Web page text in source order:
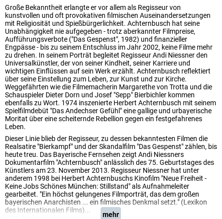
Große Bekanntheit erlangte er vor allem als Regisseur von
kunstvollen und oft provokativen filmischen Auseinandersetzungen
mit Religiosität und Spießbürgerlichkeit. Achternbusch hat seine
Unabhängigkeit nie aufgegeben - trotz aberkannter Filmpreise,
Aufführungsverbote ("Das Gespenst", 1982) und finanzieller
Engpässe - bis zu seinem Entschluss im Jahr 2002, keine Filme mehr
zu drehen. In seinem Porträt begleitet Regisseur Andi Niessner den
Universalkünstler, der von seiner Kindheit, seiner Karriere und
wichtigen Einflüssen auf sein Werk erzählt. Achternbusch reflektiert
über seine Einstellung zum Leben, zur Kunst und zur Kirche.
Weggefährten wie die Filmemacherin Margarethe von Trotta und die
Schauspieler Dieter Dorn und Josef "Sepp" Bierbichler kommen
ebenfalls zu Wort. 1974 inszenierte Herbert Achternbusch mit seinem
Spielfilmdebüt "Das Andechser Gefühl" eine gallige und urbayerische
Moritat über eine scheiternde Rebellion gegen ein festgefahrenes
Leben.
Dieser Linie blieb der Regisseur, zu dessen bekanntesten Filmen die
Realsatire "Bierkampf" und der Skandalfilm "Das Gespenst" zählen, bis
heute treu. Das Bayerische Fernsehen zeigt Andi Niessners
Dokumentarfilm "Achternbusch" anlässlich des 75. Geburtstages des
Künstlers am 23. November 2013. Regisseur Niessner hat unter
anderem 1998 bei Herbert Achternbuschs Kinofilm "Neue Freiheit -
Keine Jobs Schönes München: Stillstand" als Aufnahmeleiter
gearbeitet. "Ein höchst gelungenes Filmporträt, das dem großen
bayerischen Anarchisten ... ein filmisches Denkmal setzt." (Lexikon
des Internationalen Films)...
mehr